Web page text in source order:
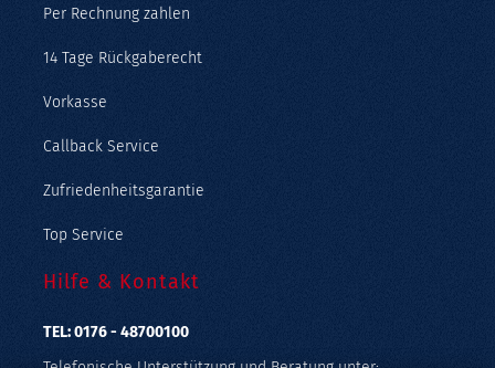
Per Rechnung zahlen
14 Tage Rückgaberecht
Vorkasse
Callback Service
Zufriedenheitsgarantie
Top Service
Hilfe & Kontakt
TEL: 0176 - 48700100